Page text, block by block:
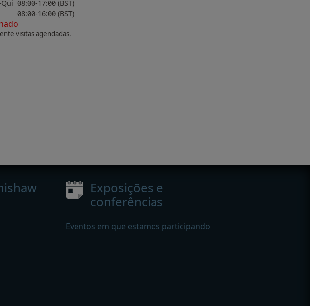
Qui 08:00-17:00 (BST)
08:00-16:00 (BST)
visitas agendadas.
Exposições e
conferências
Eventos em que estamos participando